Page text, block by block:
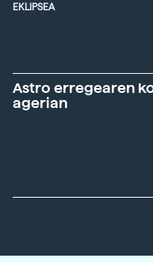
EKLIPSEA
Astro erregearen
agerian